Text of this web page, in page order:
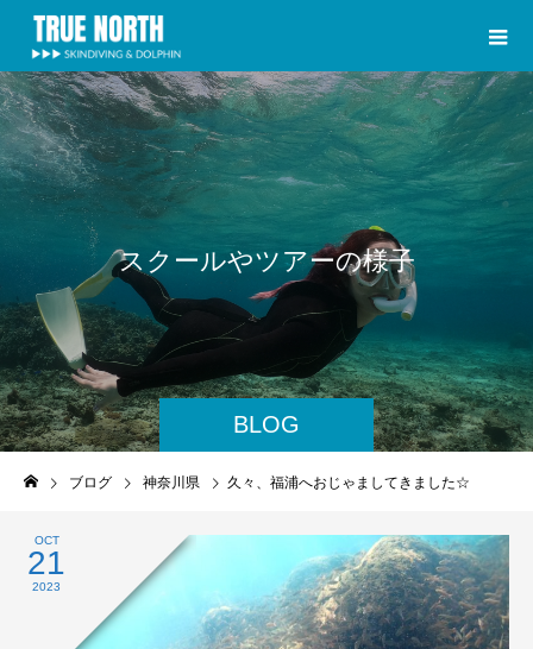
BLOG
ス ク ールやツ アーの様子
ブログ 神奈川県 久々、福浦へおじゃましてきました☆
OCT
21
2023